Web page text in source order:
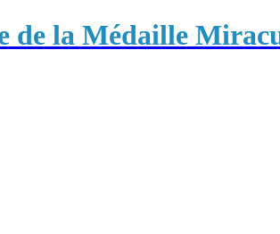
de la Médaille